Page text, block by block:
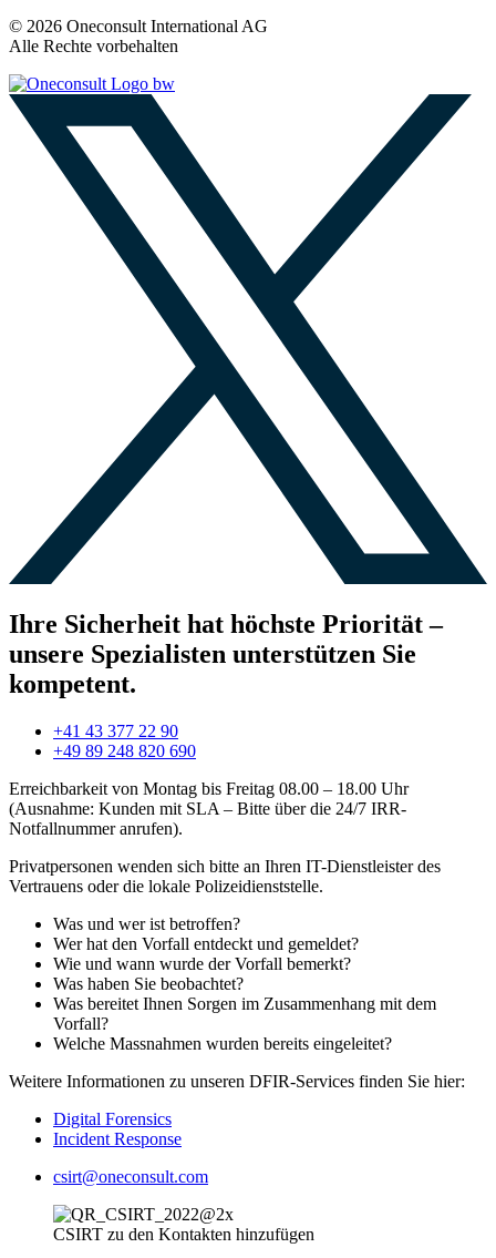
© 2026 Oneconsult International AG
Alle Rechte vorbehalten
Ihre Sicherheit hat höchste Priorität –
unsere Spezialisten unterstützen Sie
kompetent.
+41 43 377 22 90
+49 89 248 820 690
Erreichbarkeit von Montag bis Freitag 08.00 – 18.00 Uhr
(Ausnahme: Kunden mit SLA – Bitte über die 24/7 IRR-
Notfallnummer anrufen).
Privatpersonen wenden sich bitte an Ihren IT-Dienstleister des
Vertrauens oder die lokale Polizeidienststelle.
Was und wer ist betroffen?
Wer hat den Vorfall entdeckt und gemeldet?
Wie und wann wurde der Vorfall bemerkt?
Was haben Sie beobachtet?
Was bereitet Ihnen Sorgen im Zusammenhang mit dem
Vorfall?
Welche Massnahmen wurden bereits eingeleitet?
Weitere Informationen zu unseren DFIR-Services finden Sie hier:
Digital Forensics
Incident Response
csirt@oneconsult.com
CSIRT zu den Kontakten hinzufügen